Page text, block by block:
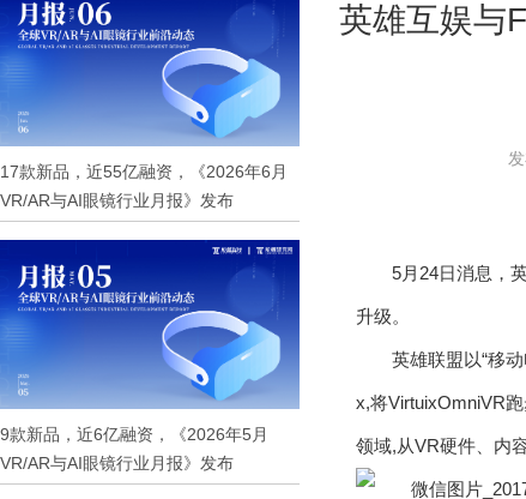
17款新品，近55亿融资，《2026年6月
VR/AR与AI眼镜行业月报》发布
9款新品，近6亿融资，《2026年5月
VR/AR与AI眼镜行业月报》发布
英雄互娱与
5月24日消息，
升级。
英雄联盟以“移
x,将VirtuixOmniVR
领域,从VR硬件、内